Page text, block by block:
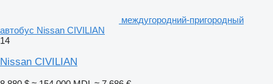
междугородний-пригородный
автобус Nissan CIVILIAN
14
Nissan CIVILIAN